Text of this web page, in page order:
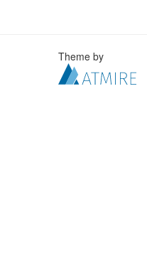
Theme by